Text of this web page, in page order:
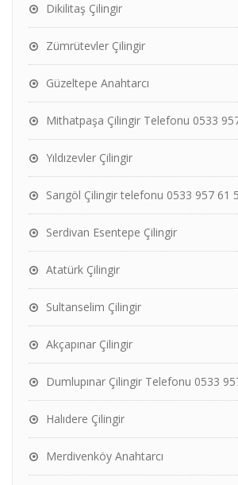
Dikilitaş Çilingir
Zümrütevler Çilingir
Güzeltepe Anahtarcı
Mithatpaşa Çilingir Telefonu 0533
Yıldızevler Çilingir
Sarıgöl Çilingir telefonu 0533 957 61
Serdivan Esentepe Çilingir
Atatürk Çilingir
Sultanselim Çilingir
Akçapınar Çilingir
Dumlupınar Çilingir Telefonu 0533
Halıdere Çilingir
Merdivenköy Anahtarcı